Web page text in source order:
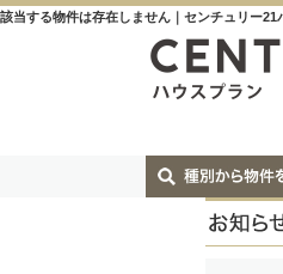
該当する物件は存在しません｜センチュリー21